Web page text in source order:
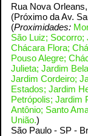
Rua Nova
(Próximo da Av.
(Proximidades:
São Luiz; Socorro;
Chácara Flora;
Pouso Alegre;
Julieta; Jardim
Jardim Cordeiro;
Estados; Jardim
Petrópolis; Jardim
Antônio; Santo
União.)
São Paulo - SP -